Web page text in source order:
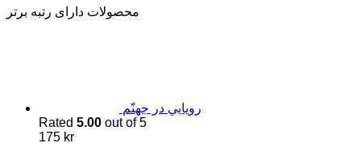
محصولات دارای رتبه برتر
رويايي در جهنّم
Rated 5.00 out of 5
175 kr